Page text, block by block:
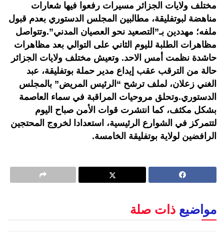
مختلف ولايات الجزائر مسيرات رفعوا فيها شعارات
مناهضة لبوتفليقة، مطالبين المجلس الدستوري بعدم قبول
ملفه؛ مهددين بـ”التصعيد نحو العصيان المدني”.وتتواصل
مظاهرات الطلبة لليوم الثاني على التوالي بعد مظاهرات
حاشدة نظمت أمس الاحد. وتعيش مختلف ولايات الجزائر
حالة من الترقب عقب إيداع مدير حملة بوتفليقة، عبد
الغني زعلان، لملف ترشح “الرئيس المريض” بالمجلس
الدستوري.وتحلق مروحيات المراقبة في سماء العاصمة
بشكل مكثف، كما انتشرت قوات الأمن صباح اليوم
لتتمركز في الشوارع الرئيسية، استعدادا لخروج المحتجين
الرافضين لولاية بوتفليقة الخامسة.
مواضيع ذات صلة